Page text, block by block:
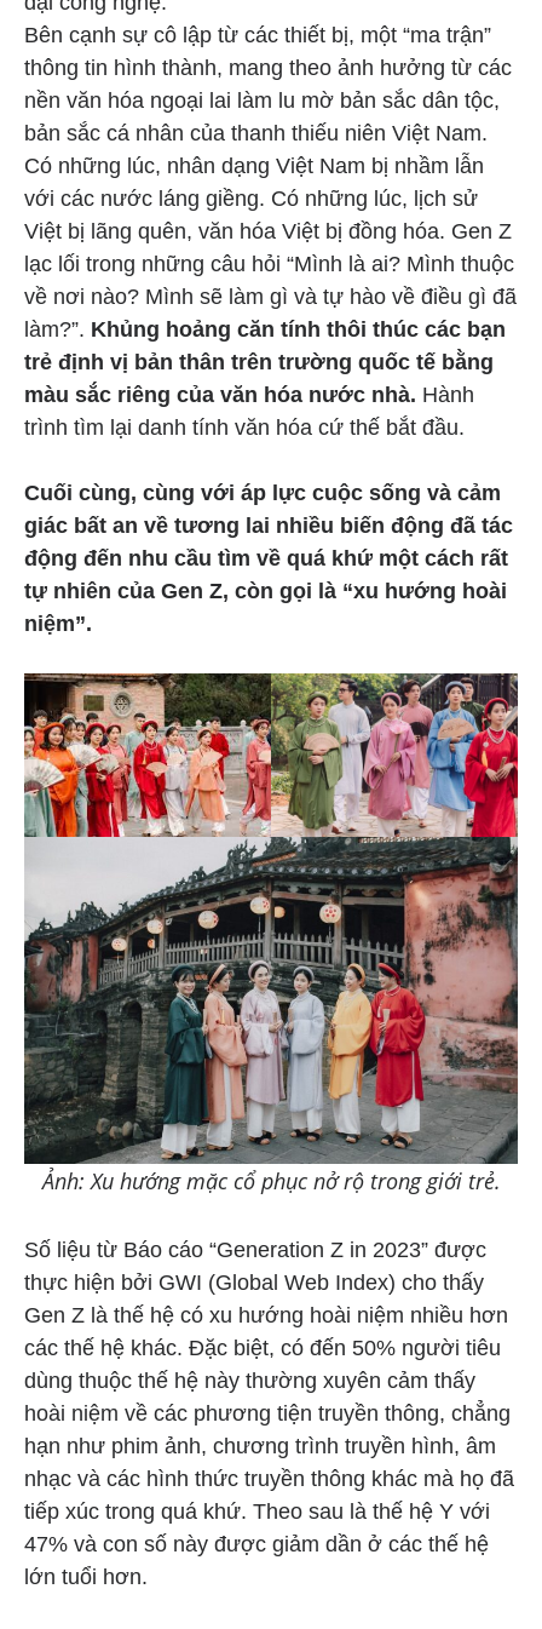
Bên cạnh sự cô lập từ các thiết bị, một “ma trận”
thông tin hình thành, mang theo ảnh hưởng từ các
nền văn hóa ngoại lai làm lu mờ bản sắc dân tộc,
bản sắc cá nhân của thanh thiếu niên Việt Nam.
Có những lúc, nhân dạng Việt Nam bị nhầm lẫn
với các nước láng giềng. Có những lúc, lịch sử
Việt bị lãng quên, văn hóa Việt bị đồng hóa. Gen Z
lạc lối trong những câu hỏi “Mình là ai? Mình thuộc
về nơi nào? Mình sẽ làm gì và tự hào về điều gì đã
làm?”. Khủng hoảng căn tính thôi thúc các bạn
trẻ định vị bản thân trên trường quốc tế bằng
màu sắc riêng của văn hóa nước nhà. Hành
trình tìm lại danh tính văn hóa cứ thế bắt đầu.
Cuối cùng, cùng với áp lực cuộc sống và cảm
giác bất an về tương lai nhiều biến động đã tác
động đến nhu cầu tìm về quá khứ một cách rất
tự nhiên của Gen Z, còn gọi là “xu hướng hoài
niệm”.
Ảnh: Xu hướng mặc cổ phục nở rộ trong giới trẻ.
Số liệu từ Báo cáo “Generation Z in 2023” được
thực hiện bởi GWI (Global Web Index) cho thấy
Gen Z là thế hệ có xu hướng hoài niệm nhiều hơn
các thế hệ khác. Đặc biệt, có đến 50% người tiêu
dùng thuộc thế hệ này thường xuyên cảm thấy
hoài niệm về các phương tiện truyền thông, chẳng
hạn như phim ảnh, chương trình truyền hình, âm
nhạc và các hình thức truyền thông khác mà họ đã
tiếp xúc trong quá khứ. Theo sau là thế hệ Y với
47% và con số này được giảm dần ở các thế hệ
lớn tuổi hơn.